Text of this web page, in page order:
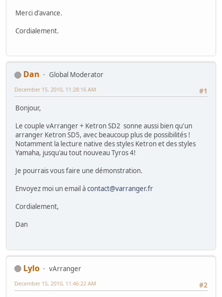
Merci d'avance.
Cordialement.
Dan
Global Moderator
#1
December 15, 2010, 11:28:16 AM
Bonjour,
Le couple vArranger + Ketron SD2 sonne aussi bien qu'un
arranger Ketron SD5, avec beaucoup plus de possibilités !
Notamment la lecture native des styles Ketron et des styles
Yamaha, jusqu'au tout nouveau Tyros 4!
Je pourrais vous faire une démonstration.
Envoyez moi un email àcontact@varranger.fr
Cordialement,
Dan
Lylo
vArranger
#2
December 15, 2010, 11:46:22 AM